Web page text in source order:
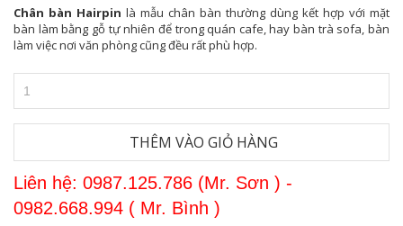
Chân bàn Hairpin là mẫu chân bàn thường dùng kết hợp với mặt
bàn làm bằng gỗ tự nhiên để trong quán cafe, hay bàn trà sofa, bàn
làm việc nơi văn phòng cũng đều rất phù hợp.
THÊM VÀO GIỎ HÀNG
Liên hệ: 0987.125.786 (Mr. Sơn ) -
0982.668.994 ( Mr. Bình )